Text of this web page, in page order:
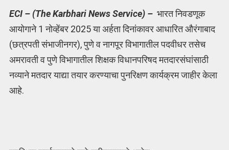
ECI – (The Karbhari News Service) – भारत निवडणूक
आयोगाने 1 नोव्हेंबर 2025 या अर्हता दिनांकावर आधारित औरंगाबाद
(छत्रपती संभाजीनगर), पुणे व नागपूर विभागातील पदवीधर तसेच
अमरावती व पुणे विभागातील शिक्षक विधानपरिषद मतदारसंघांसाठी
नव्याने मतदार याद्या तयार करण्याचा पुनरिक्षण कार्यक्रम जाहीर केला
आहे.